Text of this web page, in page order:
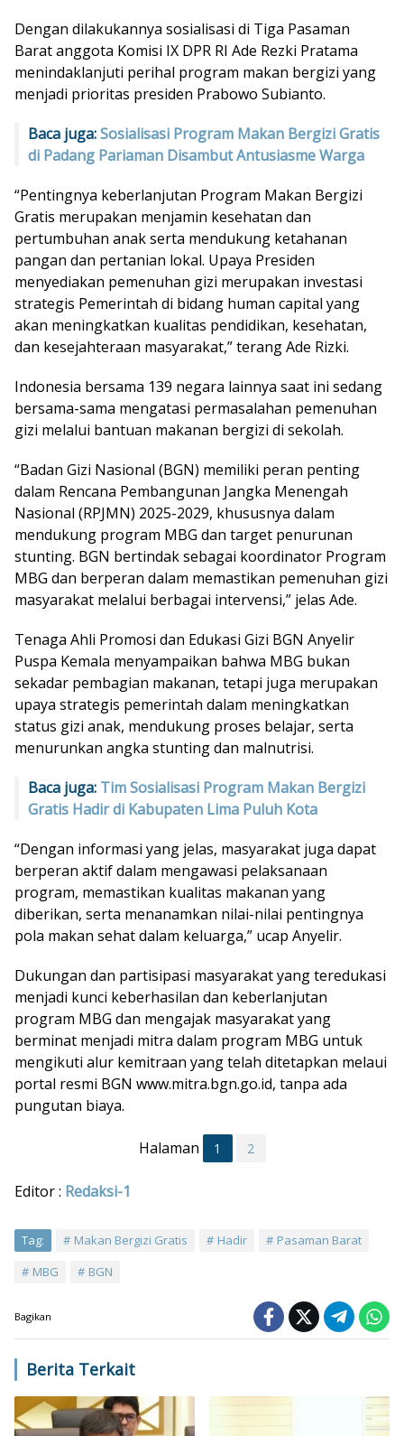
Dengan dilakukannya sosialisasi di Tiga Pasaman
Barat anggota Komisi IX DPR RI Ade Rezki Pratama
menindaklanjuti perihal program makan bergizi yang
menjadi prioritas presiden Prabowo Subianto.
Baca juga:Sosialisasi Program Makan Bergizi Gratis
di Padang Pariaman Disambut Antusiasme Warga
“Pentingnya keberlanjutan Program Makan Bergizi
Gratis merupakan menjamin kesehatan dan
pertumbuhan anak serta mendukung ketahanan
pangan dan pertanian lokal. Upaya Presiden
menyediakan pemenuhan gizi merupakan investasi
strategis Pemerintah di bidang human capital yang
akan meningkatkan kualitas pendidikan, kesehatan,
dan kesejahteraan masyarakat,” terang Ade Rizki.
Indonesia bersama 139 negara lainnya saat ini sedang
bersama-sama mengatasi permasalahan pemenuhan
gizi melalui bantuan makanan bergizi di sekolah.
“Badan Gizi Nasional (BGN) memiliki peran penting
dalam Rencana Pembangunan Jangka Menengah
Nasional (RPJMN) 2025-2029, khususnya dalam
mendukung program MBG dan target penurunan
stunting. BGN bertindak sebagai koordinator Program
MBG dan berperan dalam memastikan pemenuhan gizi
masyarakat melalui berbagai intervensi,” jelas Ade.
Tenaga Ahli Promosi dan Edukasi Gizi BGN Anyelir
Puspa Kemala menyampaikan bahwa MBG bukan
sekadar pembagian makanan, tetapi juga merupakan
upaya strategis pemerintah dalam meningkatkan
status gizi anak, mendukung proses belajar, serta
menurunkan angka stunting dan malnutrisi.
Baca juga: Tim Sosialisasi Program Makan Bergizi
Gratis Hadir di Kabupaten Lima Puluh Kota
“Dengan informasi yang jelas, masyarakat juga dapat
berperan aktif dalam mengawasi pelaksanaan
program, memastikan kualitas makanan yang
diberikan, serta menanamkan nilai-nilai pentingnya
pola makan sehat dalam keluarga,” ucap Anyelir.
Dukungan dan partisipasi masyarakat yang teredukasi
menjadi kunci keberhasilan dan keberlanjutan
program MBG dan mengajak masyarakat yang
berminat menjadi mitra dalam program MBG untuk
mengikuti alur kemitraan yang telah ditetapkan melaui
portal resmi BGN www.mitra.bgn.go.id, tanpa ada
pungutan biaya.
Halaman 1 2
Editor : Redaksi-1
Tag: Makan Bergizi Gratis Hadir
Pasaman Barat
MBG
BGN
Bagikan
Berita Terkait